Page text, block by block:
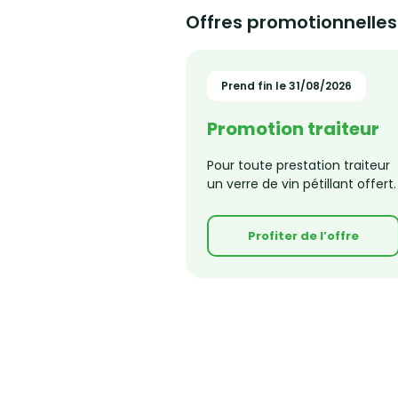
servis en thermos. La formule
comprend également un
serviettes biodégradables pour une
Offres
Prend fin le 31/08/2026
Promotion traiteur
Pour toute prestation traiteur
un verre de vin pétillant offert.
Profiter de l’offre